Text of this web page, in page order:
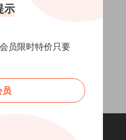
示
员限时特价只要
员